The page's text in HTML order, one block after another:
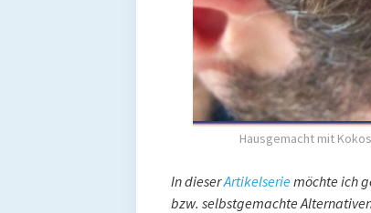
Hausgemacht mit
In dieserArtikelseriemöchte ich
bzw. selbstgemachte